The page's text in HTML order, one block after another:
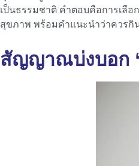
เป็นธรรมชาติ คำตอบคือการเลื
สุขภาพ พร้อมคำแนะนำว่าควรกิ
สัญญาณบ่งบอก